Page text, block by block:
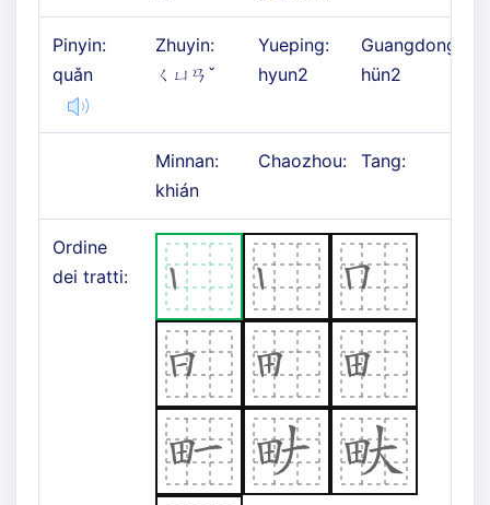
Pinyin:
quǎn
Zhuyin:
ㄑㄩㄢˇ
Yueping:
hyun2
Guangdong:
hün2
Minnan:
khián
Chaozhou: Tang:
Ordine
dei tratti: